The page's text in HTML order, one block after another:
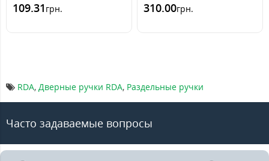
109.31 грн. 310.00грн.
RDA, Дверные ручки RDA, Раздельные ручки
Часто задаваемые вопросы